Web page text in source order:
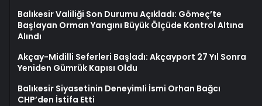
Balıkesir Valiliği Son Durumu Açıkladı: Gömeç’te
Başlayan Orman Yangını Büyük Ölçüde Kontrol Altına
Alındı
Akçay-Midilli Seferleri Başladı: Akçayport 27 Yıl Sonra
Yeniden Gümrük Kapısı Oldu
Balıkesir Siyasetinin Deneyimli İsmi Orhan Bağcı
CHP’den İstifa Etti